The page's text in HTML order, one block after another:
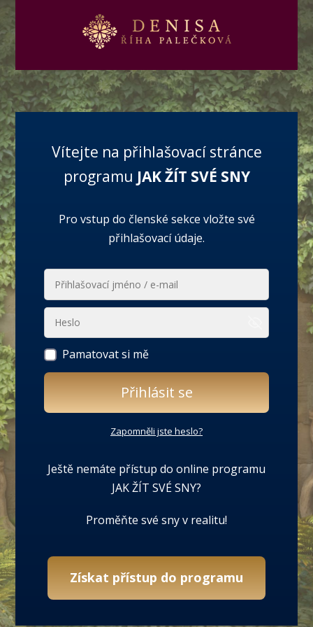
Vítejte na přihlašovací stránce
programu JAK ŽÍT SVÉ SNY
Pro vstup do členské sekce vložte své
přihlašovací údaje.
Pamatovat si mě
Přihlásit se
Zapomněli jste heslo?
Ještě nemáte přístup do online programu
JAK ŽÍT SVÉ SNY?
Proměňte své sny v realitu!
Získat přístup do programu